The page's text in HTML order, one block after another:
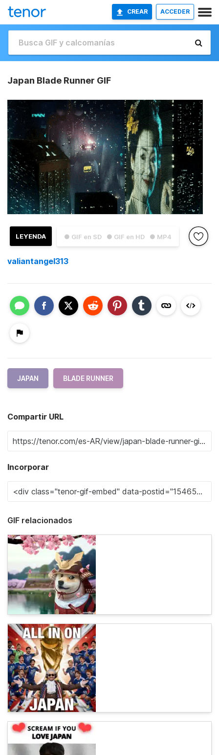
CREAR ACCEDER
Japan Blade Runner GIF
● GIF en SD ● GIF en HD ● MP4
LEYENDA
valiantangel313
JAPAN BLADE RUNNER
Compartir URL
Incorporar
GIF relacionados